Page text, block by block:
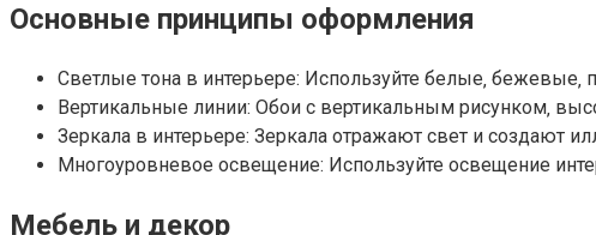
Основные принципы оформления
Светлые тона в интерьере: Используйте белые‚ бежевые‚
Вертикальные линии: Обои с вертикальным рисунком‚
Зеркала в интерьере: Зеркала отражают свет и создают
Многоуровневое освещение: Используйте освещение
Мебель и декор